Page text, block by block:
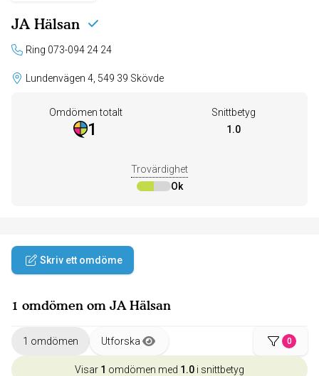
JA Hälsan
Ring 073-094 24 24
Lundenvägen 4, 549 39 Skövde
Omdömen totalt
1
Snittbetyg
1.0
Trovärdighet
Ok
Skriv ett omdöme
1 omdömen om JA Hälsan
1 omdömen Utforska 0
Visar 1 omdömen med 1.0 i snittbetyg